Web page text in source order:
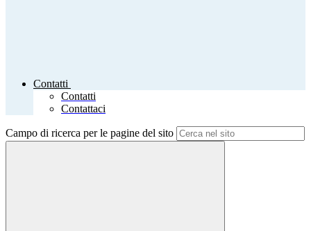
Contatti
Contatti
Contattaci
Campo di ricerca per le pagine del sito